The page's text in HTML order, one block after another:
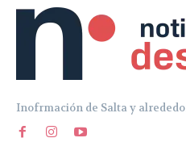
Inofrmación de Salta y